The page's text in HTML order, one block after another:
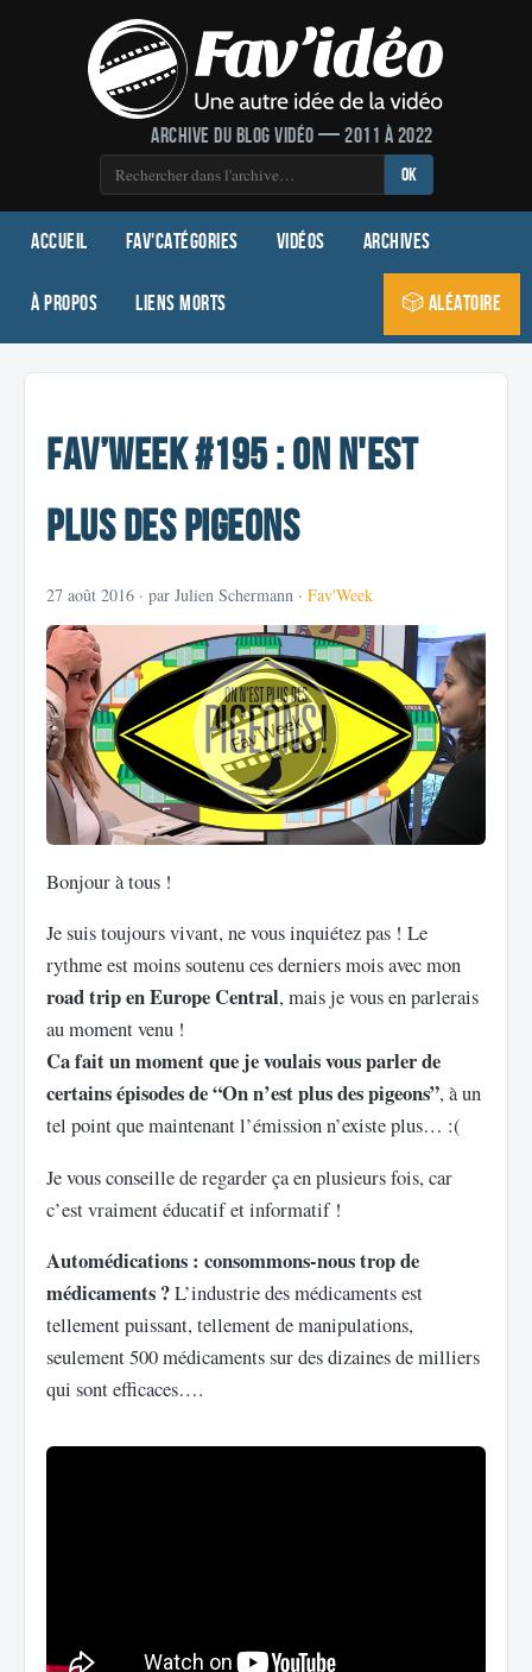
Archive du blog vidéo — 2011 à 2022
OK
Accueil Fav'Catégories Vidéos Archives
À propos Liens morts 🎲 Aléatoire
Fav’week #195 : On n'est
plus des pigeons
27 août 2016 · par Julien Schermann · Fav'Week
Bonjour à tous !
Je suis toujours vivant, ne vous inquiétez pas ! Le
rythme est moins soutenu ces derniers mois avec mon
road trip en Europe Central, mais je vous en parlerais
au moment venu !
Ca fait un moment que je voulais vous parler de
certains épisodes de “On n’est plus des pigeons”, à un
tel point que maintenant l’émission n’existe plus… :(
Je vous conseille de regarder ça en plusieurs fois, car
c’est vraiment éducatif et informatif !
Automédications : consommons-nous trop de
médicaments ?L’industrie des médicaments est
tellement puissant, tellement de manipulations,
seulement 500 médicaments sur des dizaines de milliers
qui sont efficaces….